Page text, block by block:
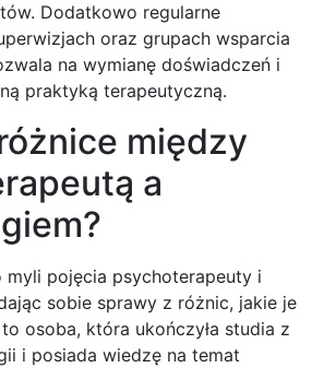
Dodatkowo regularne
oraz grupach wsparcia
na wymianę doświadczeń i
praktyką terapeutyczną.
między
a
myli pojęcia psychoterapeuty i
sobie sprawy z różnic, jakie je
osoba, która ukończyła studia z
i posiada wiedzę na temat